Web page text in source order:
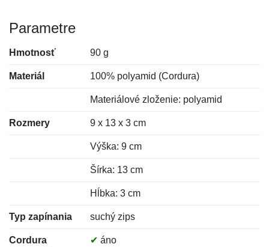
Parametre
Hmotnosť 90 g
Materiál 100% polyamid (Cordura)
Materiálové zloženie: polyamid
Rozmery 9 x 13 x 3 cm
Výška: 9 cm
Šírka: 13 cm
Hĺbka: 3 cm
Typ zapínania suchý zips
Cordura
✔ áno